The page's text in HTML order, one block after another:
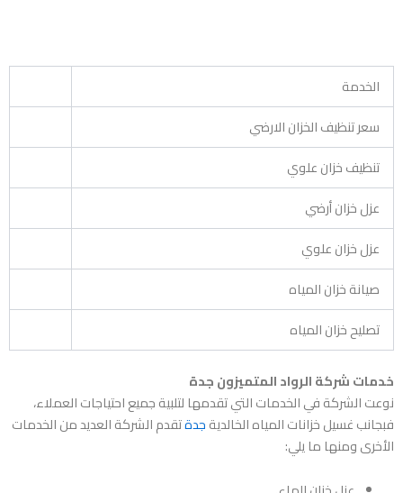
الخدمة
سعر تنظيف الخزان الارضي
تنظيف خزان علوي
عزل خزان أرضي
عزل خزان علوي
صيانة خزان المياه
تصليح خزان المياه
خدمات شركة الرواد المتميزون جدة
نوعت الشركة في الخدمات التي تقدمها لتلبية جميع احتياجات العملاء،
فبجانبغسيل خزانات المياهالخالديةجدةتقدم الشركة العديد من الخدمات
الأخرى ومنها ما يلي: